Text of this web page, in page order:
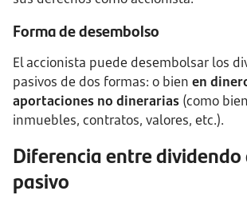
Forma de desembolso
El accionista puede desembolsar los
pasivos de dos formas: o bien en
aportaciones no dinerarias (como
inmuebles, contratos, valores, etc.).
Diferencia entre
pasivo